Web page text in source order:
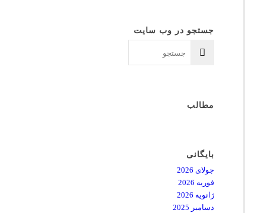
جستجو در وب سایت
مطالب
بایگانی
جولای 2026
فوریه 2026
ژانویه 2026
دسامبر 2025